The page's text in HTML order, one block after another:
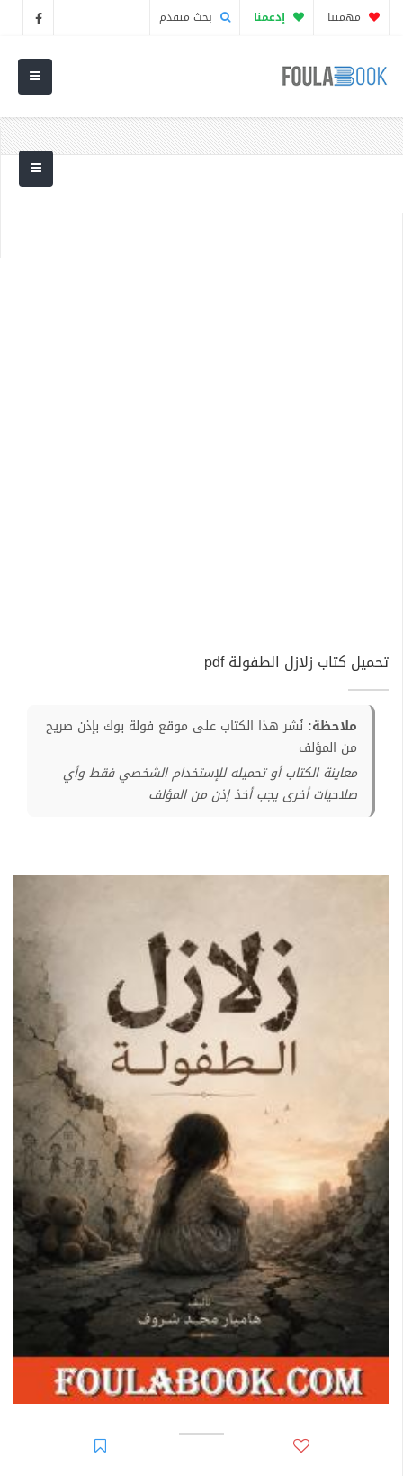
مهمتنا إدعمنا بحث متقدم
تحميل كتاب زلازل الطفولة pdf
ملاحظة: نُشر هذا الكتاب على موقع فولة بوك بإذن صريح
من المؤلف
معاينة الكتاب أو تحميله للإستخدام الشخصي فقط وأي
صلاحيات أخرى يجب أخذ إذن من المؤلف